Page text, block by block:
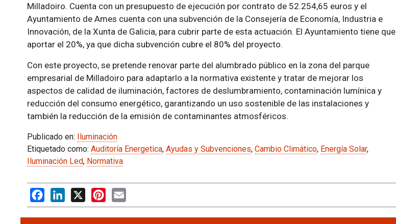
Milladoiro. Cuenta con un presupuesto de ejecución por contrato de 52.254,65 euros y el
Ayuntamiento de Ames cuenta con una subvención de la Consejería de Economía, Industria e
Innovación, de la Xunta de Galicia, para cubrir parte de esta actuación. El Ayuntamiento tiene que
aportar el 20%, ya que dicha subvención cubre el 80% del proyecto.
Con este proyecto, se pretende renovar parte del alumbrado público en la zona del parque
empresarial de Milladoiro para adaptarlo a la normativa existente y tratar de mejorar los
aspectos de calidad de iluminación, factores de deslumbramiento, contaminación lumínica y
reducción del consumo energético, garantizando un uso sostenible de las instalaciones y
también la reducción de la emisión de contaminantes atmosféricos.
Publicado en: Iluminación
Etiquetado como: Auditoría Energetica, Ayudas y Subvenciones, Cambio Climático, Energía Solar,
Iluminación Led, Normativa
FacebookLinkedIn
X PinterestEmail